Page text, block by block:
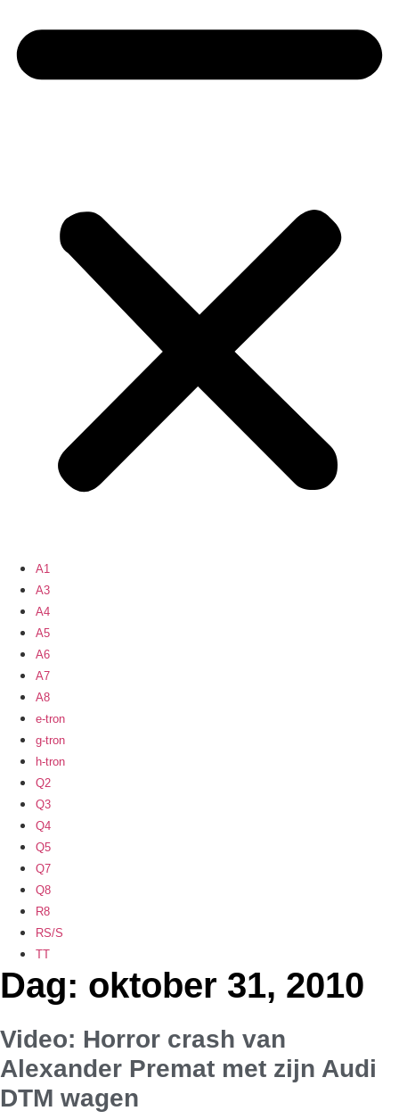
A1
A3
A4
A5
A6
A7
A8
e-tron
g-tron
h-tron
Q2
Q3
Q4
Q5
Q7
Q8
R8
RS/S
TT
Dag: oktober 31, 2010
Video: Horror crash van
Alexander Premat met zijn Audi
DTM wagen